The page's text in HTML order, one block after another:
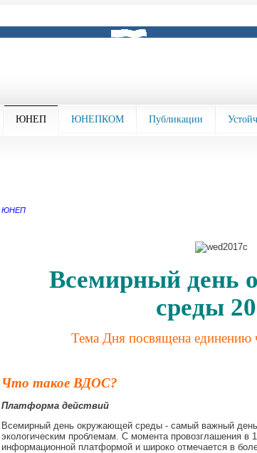
ЮНЕП ЮНЕПКОМ Публикации
ЮНЕП
Всемирный день
среды
Тема Дня посвящена единению
Что такое ВДОС?
Платформа действий
Всемирный день окружающей среды - самый важный
экологическим проблемам. С момента провозглашения в
информационной платформой и широко отмечается в